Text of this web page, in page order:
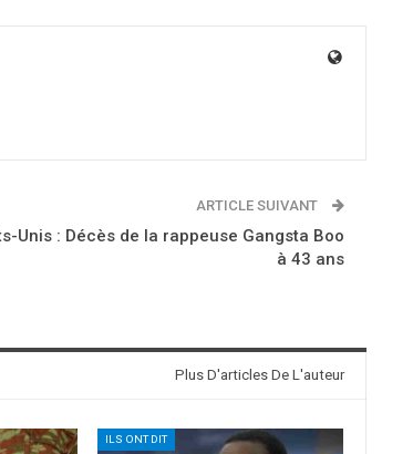
ARTICLE SUIVANT
Unis : Décès de la rappeuse Gangsta Boo
à 43 ans
Plus D'articles De L'auteur
ILS ONT DIT